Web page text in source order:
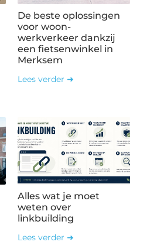
De beste oplossingen
voor woon-
werkverkeer dankzij
een fietsenwinkel in
Merksem
Lees verder ➜
Alles wat je moet
weten over
linkbuilding
Lees verder ➜